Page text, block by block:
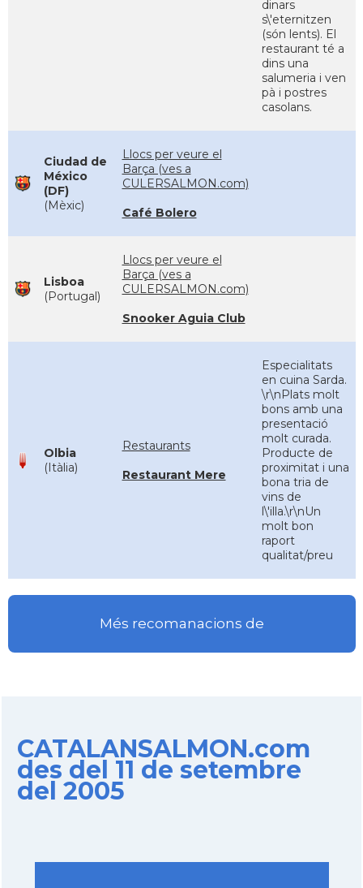
dinars
s\'eternitzen
(són lents). El
restaurant té a
dins una
salumeria i ven
pà i postres
casolans.
Ciudad de
México
(DF)
(Mèxic)
Llocs per veure el
Barça (ves a
CULERSALMON.com)
Café Bolero
Lisboa
(Portugal)
Llocs per veure el
Barça (ves a
CULERSALMON.com)
Snooker Aguia Club
Olbia
(Itàlia)
Restaurants
Restaurant Mere
Especialitats
en cuina Sarda.
\r\nPlats molt
bons amb una
presentació
molt curada.
Producte de
proximitat i una
bona tria de
vins de
l\'illa.\r\nUn
molt bon
raport
qualitat/preu
Més recomanacions de
CATALANSALMON.com
des del 11 de setembre
del 2005